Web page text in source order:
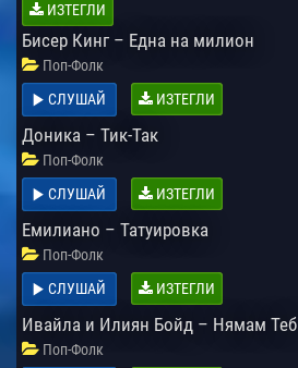
ИЗТЕГЛИ
Бисер Кинг – Една на милион
Поп-Фолк
СЛУШАЙ
ИЗТЕГЛИ
Доника – Тик-Так
Поп-Фолк
СЛУШАЙ
ИЗТЕГЛИ
Емилиано – Татуировка
Поп-Фолк
СЛУШАЙ
ИЗТЕГЛИ
Ивайла и Илиян Бойд – Нямам Теб
Поп-Фолк